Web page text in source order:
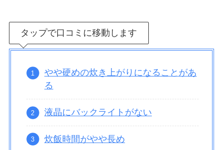
タップで口コミに移動します
やや硬めの炊き上がりになることがあ
る
液晶にバックライトがない
炊飯時間がやや長め